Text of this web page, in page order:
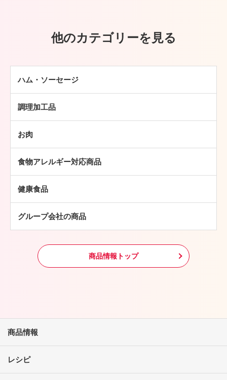
他のカテゴリーを見る
ハム・ソーセージ
その他
調理加工品
チキン加工品
パン・ピザ
常温食品
冷凍食品
その他
お肉
鶏肉
食物アレルギー対応商品
健康食品
グループ会社の商品
商品情報トップ
商品情報
レシピ